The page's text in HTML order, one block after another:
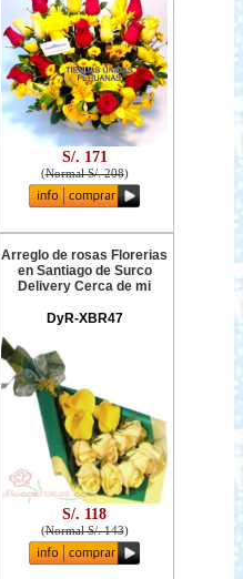
S/. 171
(Normal S/. 208)
Arreglo de rosas Florerias
en Santiago de Surco
Delivery Cerca de mi
DyR-XBR47
S/. 118
(Normal S/. 143)